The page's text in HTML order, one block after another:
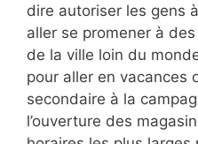
dire autoriser les gens
aller se promener à
de la ville loin du
pour aller en vacances
secondaire à la
l’ouverture des